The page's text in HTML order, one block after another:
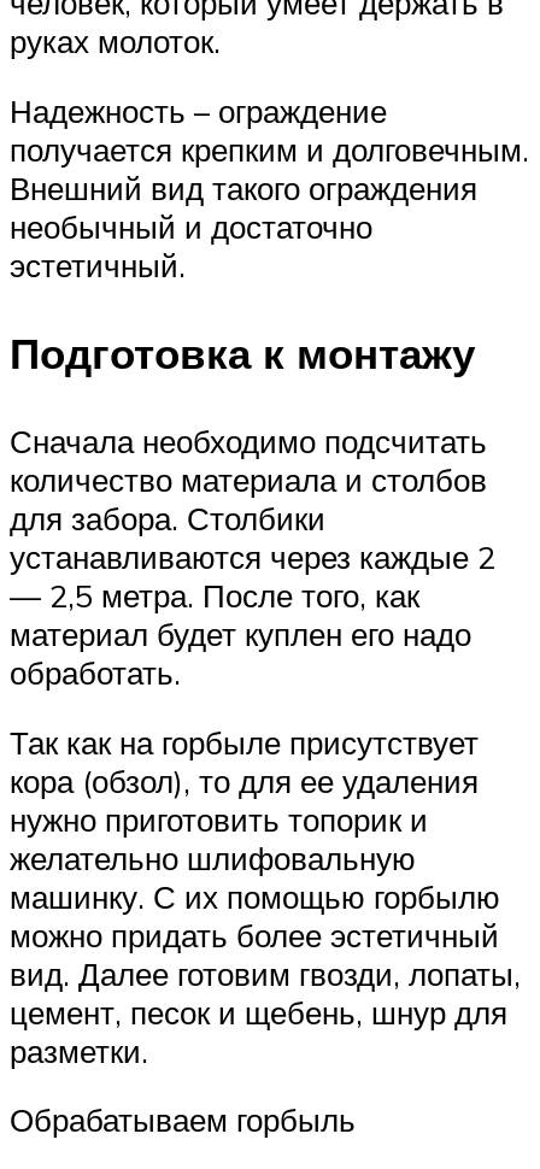
руках молоток.
Надежность – ограждение
получается крепким и долговечным.
Внешний вид такого ограждения
необычный и достаточно
эстетичный.
Подготовка к монтажу
Сначала необходимо подсчитать
количество материала и столбов
для забора. Столбики
устанавливаются через каждые 2
— 2,5 метра. После того, как
материал будет куплен его надо
обработать.
Так как на горбыле присутствует
кора (обзол), то для ее удаления
нужно приготовить топорик и
желательно шлифовальную
машинку. С их помощью горбылю
можно придать более эстетичный
вид. Далее готовим гвозди, лопаты,
цемент, песок и щебень, шнур для
разметки.
Обрабатываем горбыль